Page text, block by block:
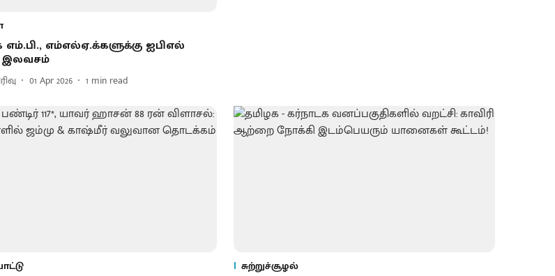
எம்.பி., எம்எல்ஏ.க்களுக்கு ஐபிஎல்
இலவசம்
01 Apr 2026 1 min read
சுற்றுச்சூழல்